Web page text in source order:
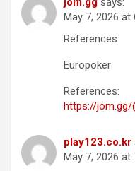
May 7, 2026 at
References:
Europoker
References:
https://jom.gg/
play123.co.kr
May 7, 2026 at